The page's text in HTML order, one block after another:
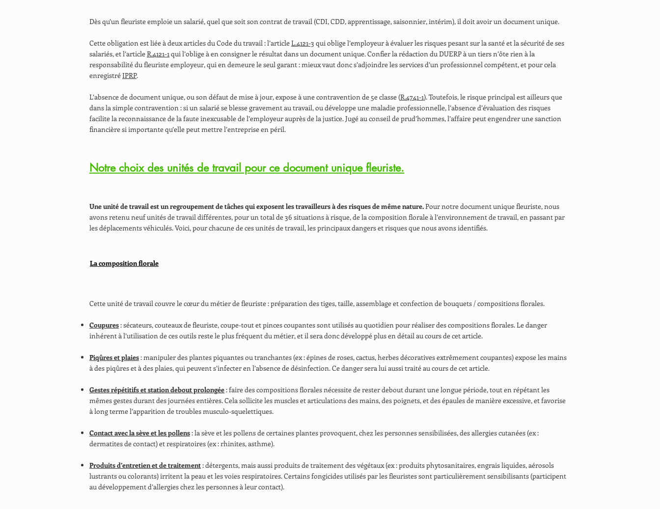
Dès qu’un fleuriste emploie un salarié, quel que soit son contrat de travail (CDI, CDD, apprentissage, saisonnier, intérim), il doit avoir un document unique.
Cette obligation est liée à deux articles du Code du travail : l’articleL.4121-3 qui oblige l’employeur à évaluer les risques pesant sur la santé et la sécurité de ses
salariés, et l’articleR.4121-1qui l’oblige à en consigner le résultat dans un document unique. Confier la rédaction du DUERP à un tiers n’ôte rien à la
responsabilité du fleuriste employeur, qui en demeure le seul garant : mieux vaut donc s’adjoindre les services d’un professionnel compétent, et pour cela
enregistréIPRP.
L’absence de document unique, ou son défaut de mise à jour, expose à une contravention de 5e classe (R.4741-1). Toutefois, le risque principal est ailleurs que
dans la simple contravention : si un salarié se blesse gravement au travail, ou développe une maladie professionnelle, l’absence d’évaluation des risques
facilite la reconnaissance de la faute inexcusable de l’employeur auprès de la justice. Jugé au conseil de prud’hommes, l’affaire peut engendrer une sanction
financière si importante qu’elle peut mettre l’entreprise en péril.
Notre choix des unités de travail pour ce document unique fleuriste.
Une unité de travail est un regroupement de tâches qui exposent les travailleurs à des risques de même nature.Pour notre document unique fleuriste, nous
avons retenu neuf unités de travail différentes, pour un total de 36 situations à risque, de la composition florale à l’environnement de travail, en passant par
les déplacements véhiculés. Voici, pour chacune de ces unités de travail, les principaux dangers et risques que nous avons identifiés.
La composition florale
Cette unité de travail couvre le cœur du métier de fleuriste : préparation des tiges, taille, assemblage et confection de bouquets / compositions florales.
Coupures: sécateurs, couteaux de fleuriste, coupe-tout et pinces coupantes sont utilisés au quotidien pour réaliser des compositions florales. Le danger
inhérent à l’utilisation de ces outils reste le plus fréquent du métier, et il sera donc développé plus en détail au cours de cet article.
Piqûres et plaies: manipuler des plantes piquantes ou tranchantes (ex : épines de roses, cactus, herbes décoratives extrêmement coupantes) expose les mains
à des piqûres et à des plaies, qui peuvent s’infecter en l’absence de désinfection. Ce danger sera lui aussi traité au cours de cet article.
Gestes répétitifs et station debout prolongée: faire des compositions florales nécessite de rester debout durant une longue période, tout en répétant les
mêmes gestes durant des journées entières. Cela sollicite les muscles et articulations des mains, des poignets, et des épaules de manière excessive, et favorise
à long terme l’apparition de troubles musculo-squelettiques.
Contact avec la sève et les pollens: la sève et les pollens de certaines plantes provoquent, chez les personnes sensibilisées, des allergies cutanées (ex :
dermatites de contact) et respiratoires (ex : rhinites, asthme).
Produits d’entretien et de traitement: détergents, mais aussi produits de traitement des végétaux (ex : produits phytosanitaires, engrais liquides, aérosols
lustrants ou colorants) irritent la peau et les voies respiratoires. Certains fongicides utilisés par les fleuristes sont particulièrement sensibilisants (participent
au développement d’allergies chez les personnes à leur contact).